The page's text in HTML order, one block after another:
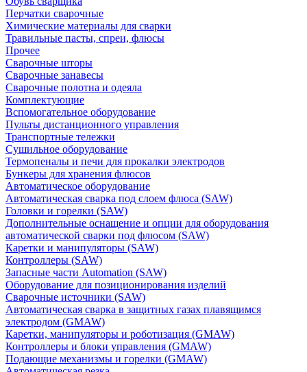
Перчатки сварочные
Химические материалы для сварки
Травильные пасты, спреи, флюсы
Прочее
Сварочные шторы
Сварочные занавесы
Сварочные полотна и одеяла
Комплектующие
Вспомогательное оборудование
Пульты дистанционного управления
Транспортные тележки
Сушильное оборудование
Термопеналы и печи для прокалки электродов
Бункеры для хранения флюсов
Автоматическое оборудование
Автоматическая сварка под слоем флюса (SAW)
Головки и горелки (SAW)
Дополнительные оснащение и опции для оборудования
автоматической сварки под флюсом (SAW)
Каретки и манипуляторы (SAW)
Контроллеры (SAW)
Запасные части Automation (SAW)
Оборудование для позиционирования изделий
Сварочные источники (SAW)
Автоматическая сварка в защитных газах плавящимся
электродом (GMAW)
Каретки, манипуляторы и роботизация (GMAW)
Контроллеры и блоки управления (GMAW)
Подающие механизмы и горелки (GMAW)